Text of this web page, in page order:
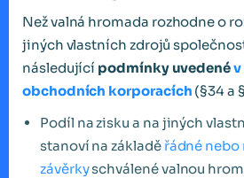
Než valná hromada rozhodne o
jiných vlastních zdrojů
následující podmínky uvedenév
obchodních korporacích (§34 a
Podíl na zisku a na jiných
stanoví na základě řádné
závěrkyschválené valnou